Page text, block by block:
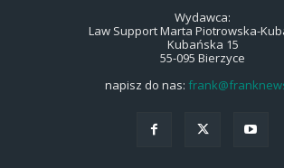
Wydawca:
Law Support Marta Piotrowska-
Kubańska 15
55-095 Bierzyce
napisz do nas: